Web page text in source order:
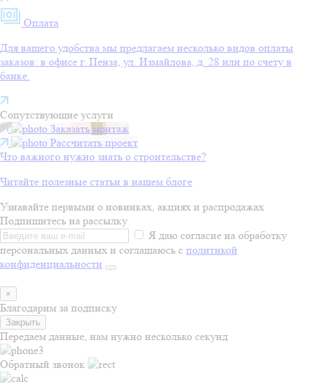
Оплата
Для вашего удобства мы предлагаем несколько видов оплаты
заказов: в офисе г. Пенза, ул. Измайлова, д. 28 или по счету в
банке.
Сопутствующие услуги
Заказать монтаж
Рассчитать проект
Что важного нужно знать о строительстве?
Читайте полезные статьи в нашем блоге
Узнавайте первыми о новинках, акциях и распродажах
Подпишитесь на рассылку
Я даю согласие на обработку
персональных данных и соглашаюсь с политикой
конфиденциальности
×
Благодарим за подписку
Закрыть
Передаем данные, нам нужно несколько секунд
Обратный звонок